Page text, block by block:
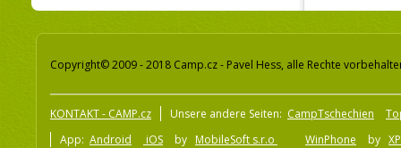
Copyright© 2009 - 2018 Camp.cz - Pavel Hess, alle Rechte
KONTAKT - CAMP.cz Unsere andere Seiten: CampTschechien
App: Android iOS by MobileSoft s.r.o WinPhone by